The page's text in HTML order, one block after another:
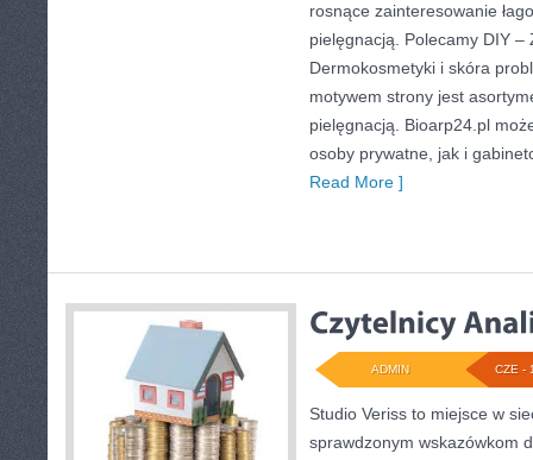
rosnące zainteresowanie
pielęgnacją. Polecamy DIY –
Dermokosmetyki i skóra
motywem strony jest
pielęgnacją. Bioarp24.pl
osoby prywatne, jak i
Read More ]
CZE -
ADMIN
Studio Veriss to miejsce w
sprawdzonym wskazówkom